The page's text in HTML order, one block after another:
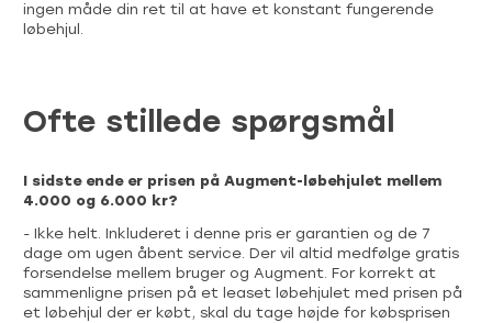
ingen måde din ret til at have et konstant fungerende
løbehjul.
Ofte stillede spørgsmål
I sidste ende er prisen på Augment-løbehjulet mellem
4.000 og 6.000 kr?
- Ikke helt. Inkluderet i denne pris er garantien og de 7
dage om ugen åbent service. Der vil altid medfølge gratis
forsendelse mellem bruger og Augment. For korrekt at
sammenligne prisen på et leaset løbehjulet med prisen på
et løbehjul der er købt, skal du tage højde for købsprisen